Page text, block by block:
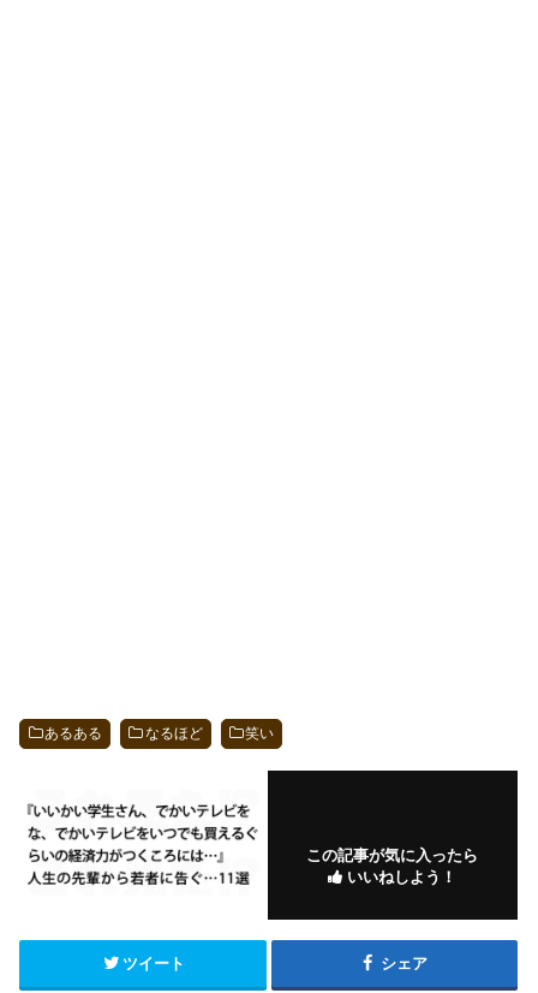
あるある なるほど 笑い
この記事が気に入ったら
いいねしよう！
ツイート シェア